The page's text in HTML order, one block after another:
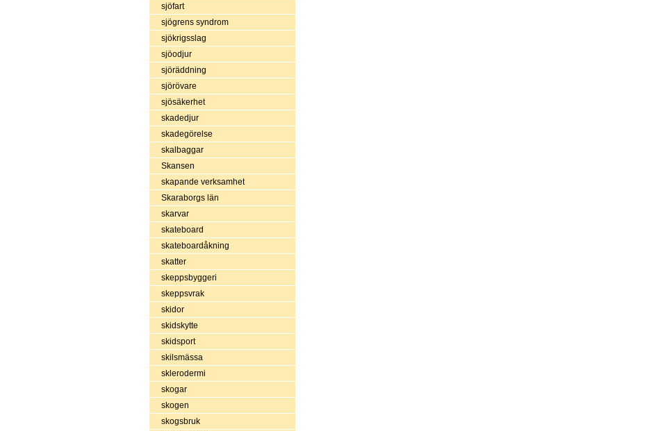
sjöfart
sjögrens syndrom
sjökrigsslag
sjöodjur
sjöräddning
sjörövare
sjösäkerhet
skadedjur
skadegörelse
skalbaggar
Skansen
skapande verksamhet
Skaraborgs län
skarvar
skateboard
skateboardåkning
skatter
skeppsbyggeri
skeppsvrak
skidor
skidskytte
skidsport
skilsmässa
sklerodermi
skogar
skogen
skogsbruk